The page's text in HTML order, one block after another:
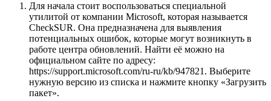
Для начала стоит воспользоваться специальной
утилитой от компании Microsoft, которая называется
CheckSUR. Она предназначена для выявления
потенциальных ошибок, которые могут возникнуть в
работе центра обновлений. Найти её можно на
официальном сайте по адресу:
https://support.microsoft.com/ru-ru/kb/947821. Выберите
нужную версию из списка и нажмите кнопку «Загрузить
пакет».